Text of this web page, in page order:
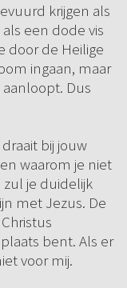
krijgen als
een dode vis
door de Heilige
ingaan, maar
Dus
bij jouw
waarom je niet
je duidelijk
met Jezus. De
bent. Als er
voor mij.